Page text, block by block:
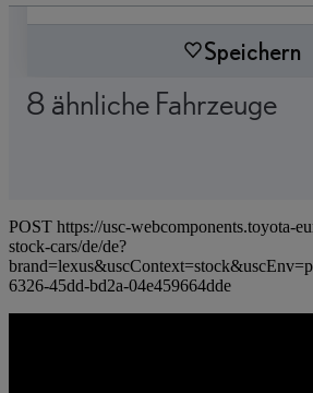
Speichern
8 ähnliche Fahrzeuge
POST https://usc-webcomponents.toyota-
stock-cars/de/de?
6326-45dd-bd2a-04e459664dde